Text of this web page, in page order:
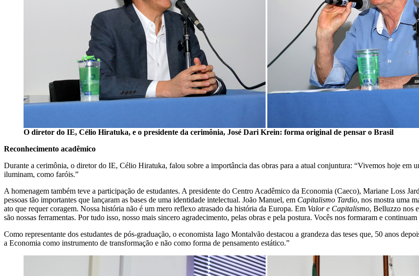
O diretor do IE, Célio Hiratuka, e o presidente da cerimônia, José Dari Krein: forma original de pensar o Brasil
Reconhecimento acadêmico
Durante a cerimônia, o diretor do IE, Célio Hiratuka, falou sobre a importância das obras para a atual conjuntura: “Vivemos hoje em
iluminam, como faróis.”
A homenagem também teve a participação de estudantes. A presidente do Centro Acadêmico da Economia (Caeco), Mariane Loss
pessoas tão importantes que lançaram as bases de uma identidade intelectual. João Manuel, em Capitalismo Tardio, nos mostra uma
ato que requer coragem. Nossa história não é um mero reflexo atrasado da história da Europa. Em Valor e Capitalismo, Belluzzo nos
são nossas ferramentas. Por tudo isso, nosso mais sincero agradecimento, pelas obras e pela postura. Vocês nos formaram e
Como representante dos estudantes de pós-graduação, o economista Iago Montalvão destacou a grandeza das teses que, 50 anos
a Economia como instrumento de transformação e não como forma de pensamento estático.”